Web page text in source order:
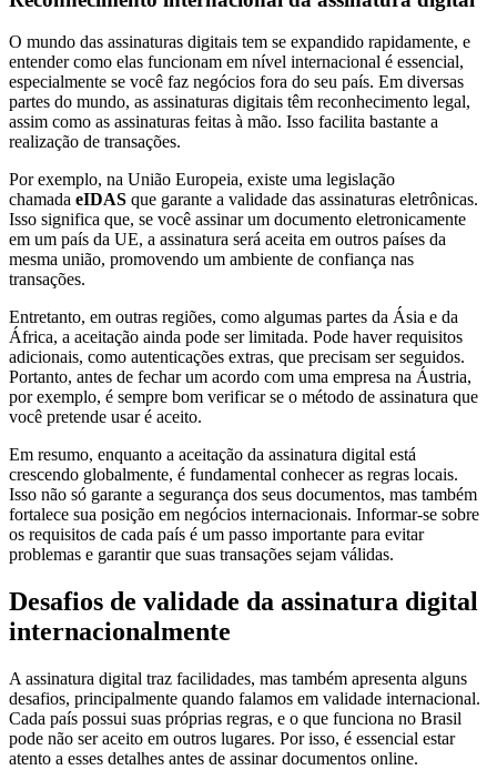
O mundo das assinaturas digitais tem se expandido rapidamente, e
entender como elas funcionam em nível internacional é essencial,
especialmente se você faz negócios fora do seu país. Em diversas
partes do mundo, as assinaturas digitais têm reconhecimento legal,
assim como as assinaturas feitas à mão. Isso facilita bastante a
realização de transações.
Por exemplo, na União Europeia, existe uma legislação
chamada eIDAS que garante a validade das assinaturas eletrônicas.
Isso significa que, se você assinar um documento eletronicamente
em um país da UE, a assinatura será aceita em outros países da
mesma união, promovendo um ambiente de confiança nas
transações.
Entretanto, em outras regiões, como algumas partes da Ásia e da
África, a aceitação ainda pode ser limitada. Pode haver requisitos
adicionais, como autenticações extras, que precisam ser seguidos.
Portanto, antes de fechar um acordo com uma empresa na Áustria,
por exemplo, é sempre bom verificar se o método de assinatura que
você pretende usar é aceito.
Em resumo, enquanto a aceitação da assinatura digital está
crescendo globalmente, é fundamental conhecer as regras locais.
Isso não só garante a segurança dos seus documentos, mas também
fortalece sua posição em negócios internacionais. Informar-se sobre
os requisitos de cada país é um passo importante para evitar
problemas e garantir que suas transações sejam válidas.
Desafios de validade da assinatura digital
internacionalmente
A assinatura digital traz facilidades, mas também apresenta alguns
desafios, principalmente quando falamos em validade internacional.
Cada país possui suas próprias regras, e o que funciona no Brasil
pode não ser aceito em outros lugares. Por isso, é essencial estar
atento a esses detalhes antes de assinar documentos online.